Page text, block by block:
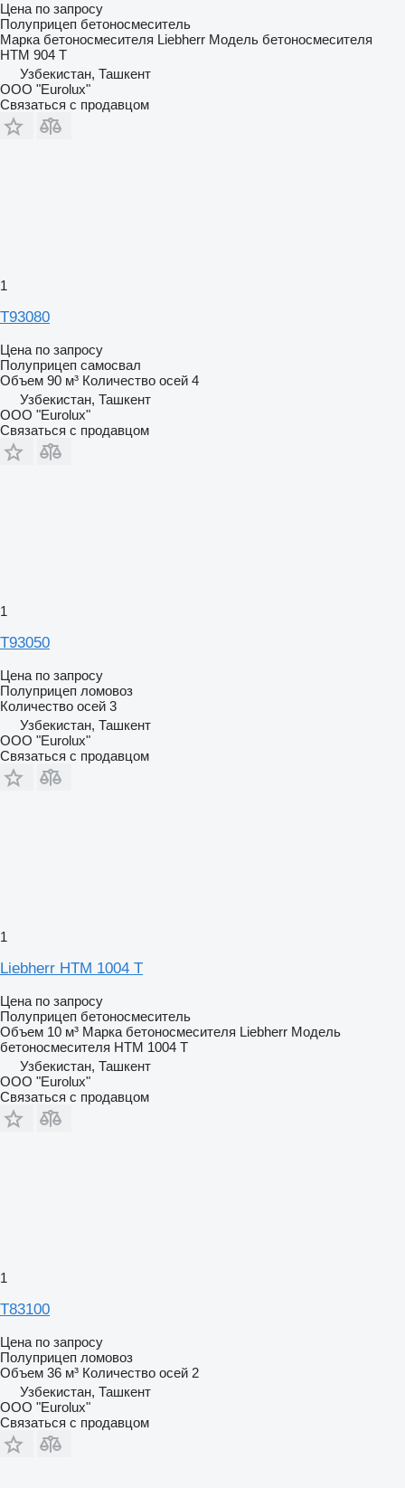
Цена по запросу
Полуприцеп бетоносмеситель
Марка бетоносмесителя Liebherr Модель бетоносмесителя
HTM 904 T
Узбекистан, Ташкент
ООО "Eurolux"
Связаться с продавцом
1
Т93080
Цена по запросу
Полуприцеп самосвал
Объем 90 м³ Количество осей 4
Узбекистан, Ташкент
ООО "Eurolux"
Связаться с продавцом
1
T93050
Цена по запросу
Полуприцеп ломовоз
Количество осей 3
Узбекистан, Ташкент
ООО "Eurolux"
Связаться с продавцом
1
Liebherr HTM 1004 T
Цена по запросу
Полуприцеп бетоносмеситель
Объем 10 м³ Марка бетоносмесителя Liebherr Модель
бетоносмесителя HTM 1004 T
Узбекистан, Ташкент
ООО "Eurolux"
Связаться с продавцом
1
T83100
Цена по запросу
Полуприцеп ломовоз
Объем 36 м³ Количество осей 2
Узбекистан, Ташкент
ООО "Eurolux"
Связаться с продавцом